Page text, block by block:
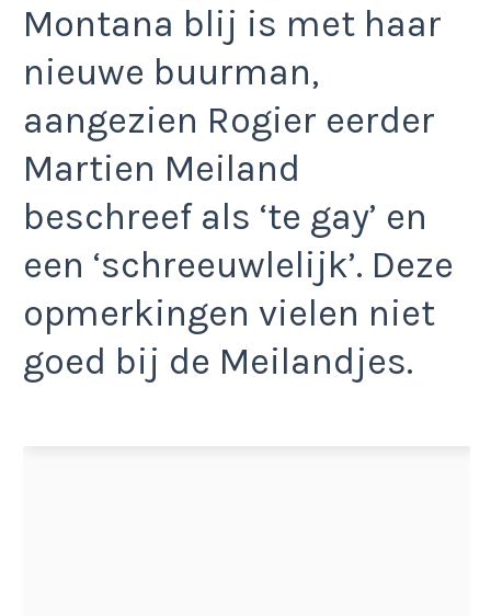
Montana blij is met haar
nieuwe buurman,
aangezien Rogier eerder
Martien Meiland
beschreef als ‘te gay’ en
een ‘schreeuwlelijk’. Deze
opmerkingen vielen niet
goed bij de Meilandjes.